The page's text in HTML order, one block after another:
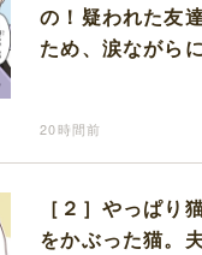
の！疑われた友
ため、涙ながら
20時間前
［２］やっぱり
をかぶった猫。